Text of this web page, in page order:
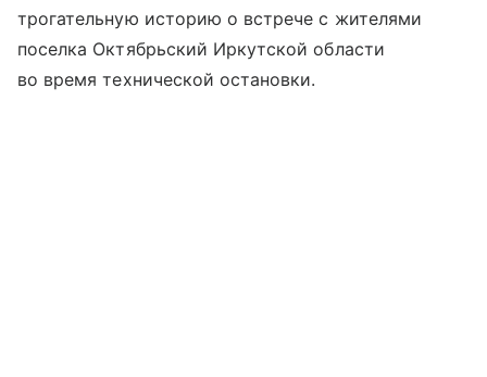
трогательную историю о встрече с жителями
поселка Октябрьский Иркутской области
во время технической остановки.